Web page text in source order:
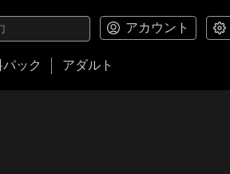
アカウント
ック アダルト